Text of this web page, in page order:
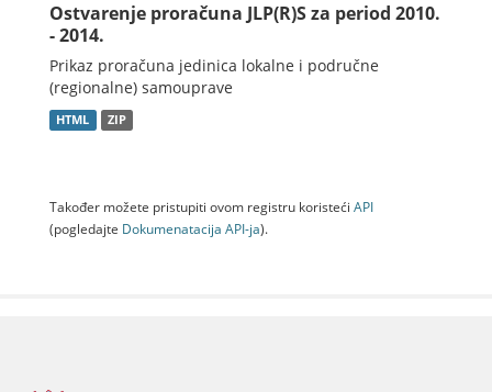
Ostvarenje proračuna JLP(R)S za period 2010.
- 2014.
Prikaz proračuna jedinica lokalne i područne
(regionalne) samouprave
HTML ZIP
Također možete pristupiti ovom registru koristeći API
(pogledajte Dokumenаtаcijа API-jа).